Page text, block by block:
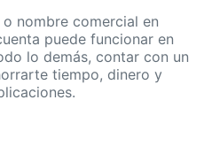
nombre comercial en
puede funcionar en
lo demás, contar con un
tiempo, dinero y